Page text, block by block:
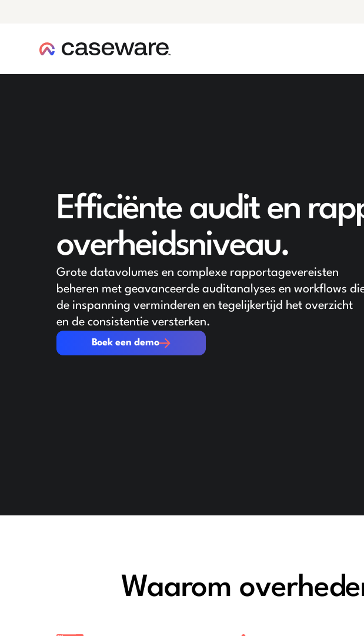
Efficiënte audit en
overheidsniveau.
Grote datavolumes en complexe rapportagevereisten
beheren met geavanceerde auditanalyses en workflows
de inspanning verminderen en tegelijkertijd het overzicht
en de consistentie versterken.
Boek een demo
Boek een demo
Waarom